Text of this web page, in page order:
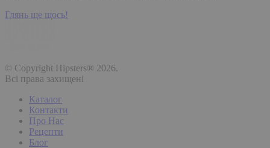
Глянь ще щось!
© Copyright Hipsters® 2026.
Всі права захищені
Каталог
Контакти
Про Нас
Рецепти
Блог